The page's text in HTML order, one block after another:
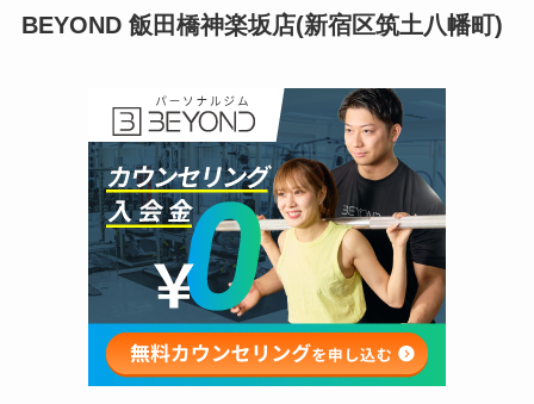
BEYOND 飯田橋神楽坂店(新宿区筑土八幡町)